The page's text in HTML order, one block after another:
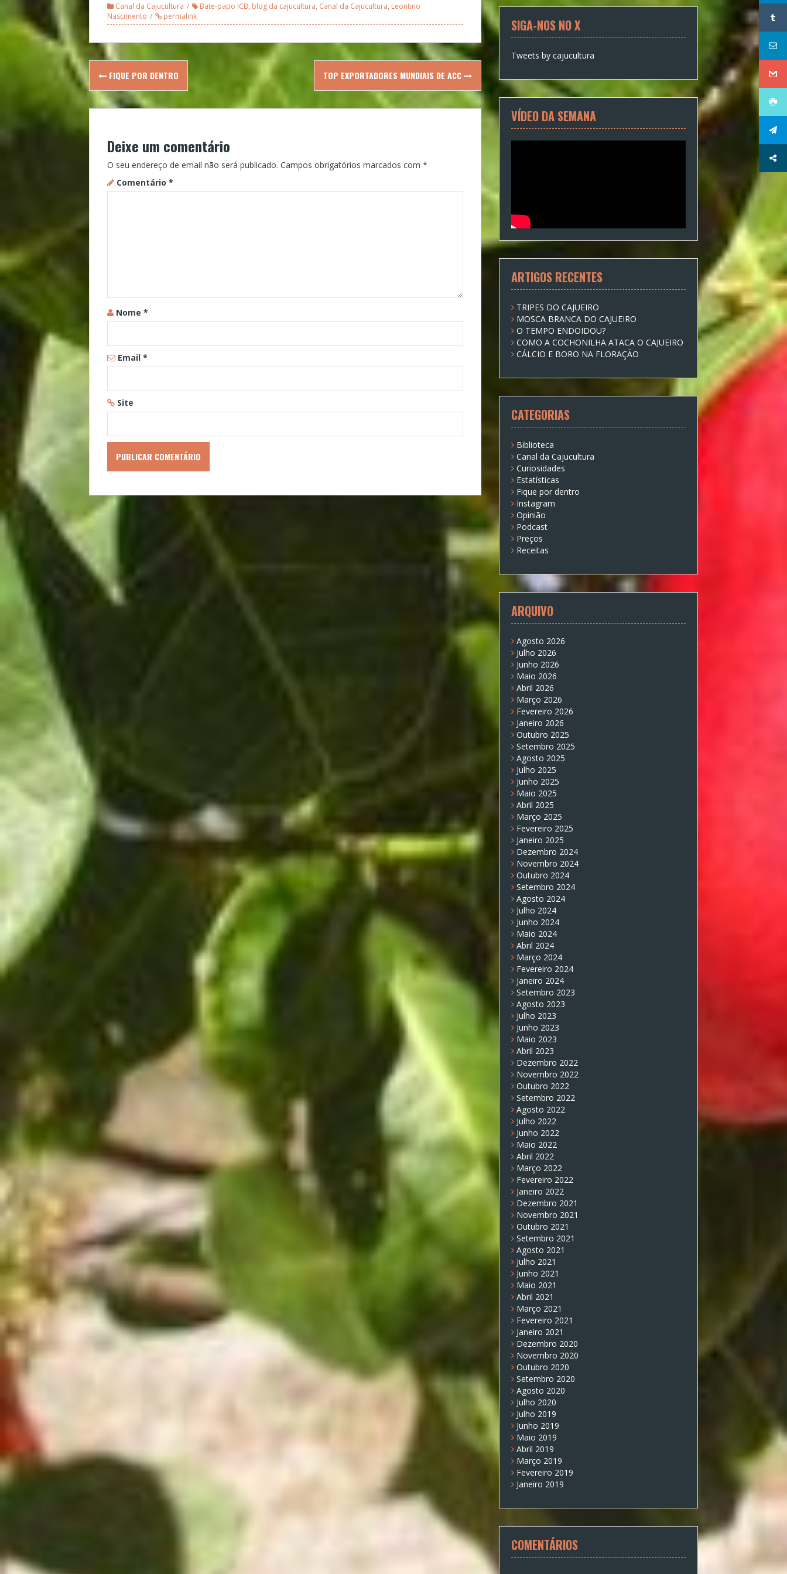
Canal da Cajucultura Bate-papo ICB, blog da cajucultura, Canal da Cajucultura, Leontino
Nascimento
permalink
Post
navigation
FIQUE POR DENTRO TOP EXPORTADORES MUNDIAIS DE ACC
Deixe um comentário
O seu endereço de email não será publicado. Campos obrigatórios marcados com *
Comentário *
Nome *
Email *
Site
SIGA-NOS NO X
Tweets by cajucultura
VÍDEO DA SEMANA
ARTIGOS RECENTES
TRIPES DO CAJUEIRO
MOSCA BRANCA DO CAJUEIRO
O TEMPO ENDOIDOU?
COMO A COCHONILHA ATACA O CAJUEIRO
CÁLCIO E BORO NA FLORAÇÃO
CATEGORIAS
Biblioteca
Canal da Cajucultura
Curiosidades
Estatísticas
Fique por dentro
Instagram
Opinião
Podcast
Preços
Receitas
ARQUIVO
Agosto 2026
Julho 2026
Junho 2026
Maio 2026
Abril 2026
Março 2026
Fevereiro 2026
Janeiro 2026
Outubro 2025
Setembro 2025
Agosto 2025
Julho 2025
Junho 2025
Maio 2025
Abril 2025
Março 2025
Fevereiro 2025
Janeiro 2025
Dezembro 2024
Novembro 2024
Outubro 2024
Setembro 2024
Agosto 2024
Julho 2024
Junho 2024
Maio 2024
Abril 2024
Março 2024
Fevereiro 2024
Janeiro 2024
Setembro 2023
Agosto 2023
Julho 2023
Junho 2023
Maio 2023
Abril 2023
Dezembro 2022
Novembro 2022
Outubro 2022
Setembro 2022
Agosto 2022
Julho 2022
Junho 2022
Maio 2022
Abril 2022
Março 2022
Fevereiro 2022
Janeiro 2022
Dezembro 2021
Novembro 2021
Outubro 2021
Setembro 2021
Agosto 2021
Julho 2021
Junho 2021
Maio 2021
Abril 2021
Março 2021
Fevereiro 2021
Janeiro 2021
Dezembro 2020
Novembro 2020
Outubro 2020
Setembro 2020
Agosto 2020
Julho 2020
Julho 2019
Junho 2019
Maio 2019
Abril 2019
Março 2019
Fevereiro 2019
Janeiro 2019
COMENTÁRIOS